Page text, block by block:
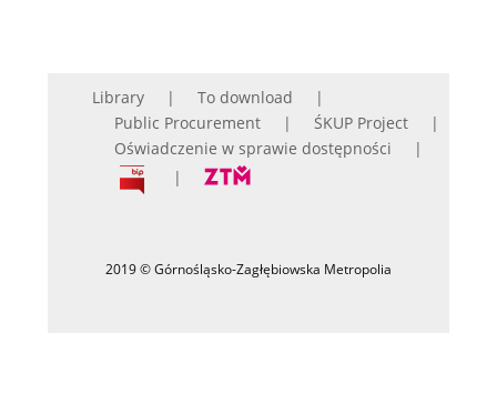
Library
To download
Public Procurement
ŚKUP Project
Oświadczenie w sprawie dostępności
2019 © Górnośląsko-Zagłębiowska Metropolia